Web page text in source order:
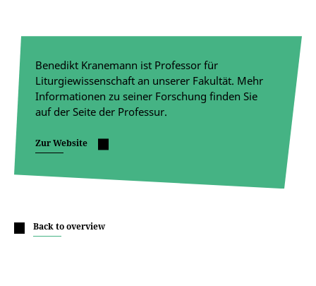
Benedikt Kranemann ist Professor für
Liturgiewissenschaft an unserer Fakultät. Mehr
Informationen zu seiner Forschung finden Sie
auf der Seite der Professur.
Zur Website
Back to overview